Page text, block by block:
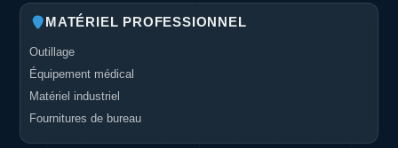
MATÉRIEL PROFESSIONNEL
Outillage
Équipement médical
Matériel industriel
Fournitures de bureau